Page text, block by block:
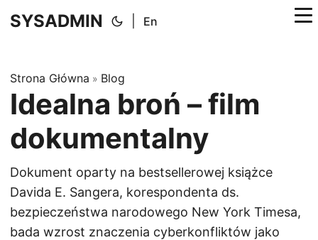
SYSADMIN En
Strona Główna » Blog
Idealna broń – film
dokumentalny
Dokument oparty na bestsellerowej książce
Davida E. Sangera, korespondenta ds.
bezpieczeństwa narodowego New York Timesa,
bada wzrost znaczenia cyberkonfliktów jako